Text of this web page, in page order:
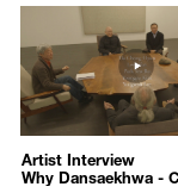
https://
/upload/media/
Why Dansaekhwa -
Park Seo-Bo, Lee
Artist Interview
2020-10-07
Artist Interview